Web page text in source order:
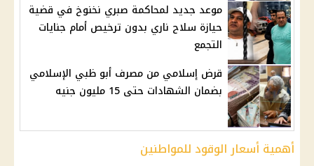
موعد جديد لمحاكمة صبري نخنوخ في قضية
حيازة سلاح ناري بدون ترخيص أمام جنايات
التجمع
قرض إسلامي من مصرف أبو ظبي الإسلامي
بضمان الشهادات حتى 15 مليون جنيه
أهمية أسعار الوقود للمواطنين